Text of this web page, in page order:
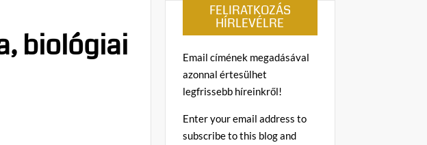
biológiai
FELIRATKOZÁS
HÍRLEVÉLRE
Email címének megadásával
azonnal értesülhet
legfrissebb híreinkről!
Enter your email address to
subscribe to this blog and